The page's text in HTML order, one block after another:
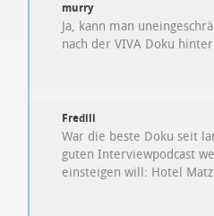
murry
Ja, kann man
nach der VIVA Doku
Fredili
War die beste Doku seit
guten Interviewpodcast
einsteigen will: Hotel